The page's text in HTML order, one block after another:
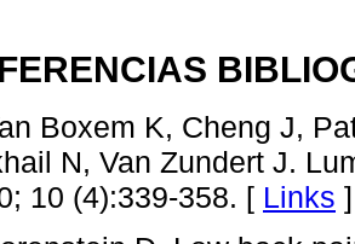
Boxem K, Cheng J,
N, Van Zundert J.
10 (4):339-358. [ Links ]